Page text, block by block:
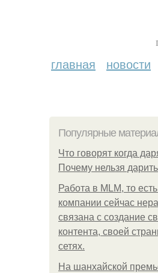
главная новости
Популярные
Что говорят когда
Почему нельзя
Работа в MLM, то
компании сейчас
связана с создание
контента, своей
сетях.
На шанхайской